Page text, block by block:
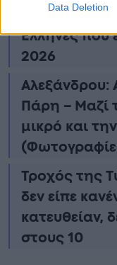
Data Deletion
Καταραμένο
Έλληνες που
2026
Αλεξάνδρου:
Πάρη – Μαζί
μικρό και
Τροχός της
δεν είπε
κατευθείαν,
στους 10